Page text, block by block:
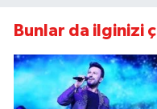
Bunlar da ilginizi